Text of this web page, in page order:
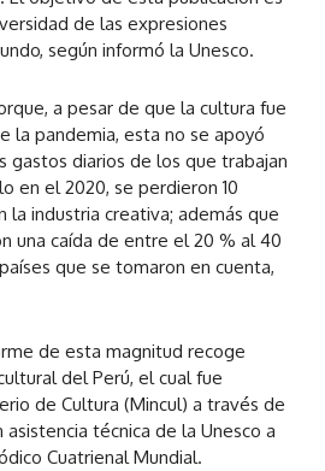
de las expresiones
según informó la Unesco.
a pesar de que la cultura fue
la pandemia, esta no se apoyó
gastos diarios de los que trabajan
en el 2020, se perdieron 10
industria creativa; además que
una caída de entre el 20 % al 40
que se tomaron en cuenta,
de esta magnitud recoge
del Perú, el cual fue
de Cultura (Mincul) a través de
técnica de la Unesco a
Cuatrienal Mundial.